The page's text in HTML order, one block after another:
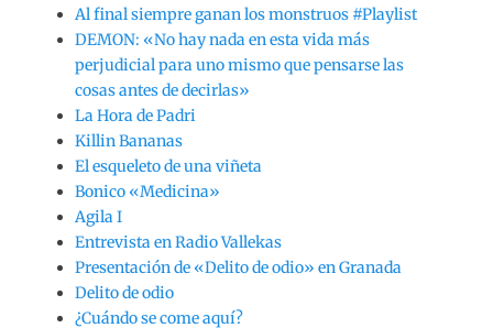
Al final siempre ganan los monstruos #Playlist
DEMON: «No hay nada en esta vida más
perjudicial para uno mismo que pensarse las
cosas antes de decirlas»
La Hora de Padri
Killin Bananas
El esqueleto de una viñeta
Bonico «Medicina»
Agila I
Entrevista en Radio Vallekas
Presentación de «Delito de odio» en Granada
Delito de odio
¿Cuándo se come aquí?